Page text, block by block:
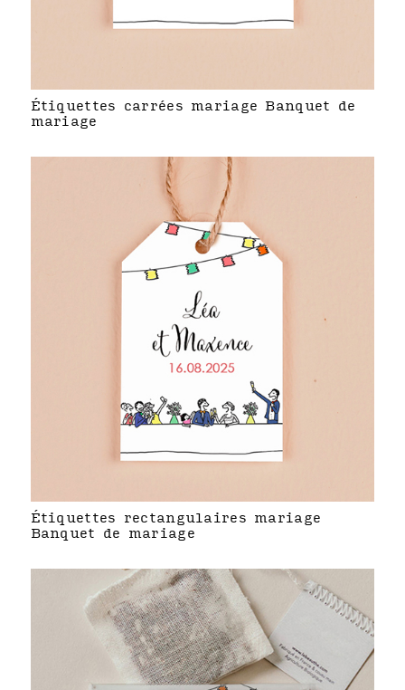
Étiquettes carrées mariage Banquet de
mariage
Étiquettes rectangulaires mariage
Banquet de mariage